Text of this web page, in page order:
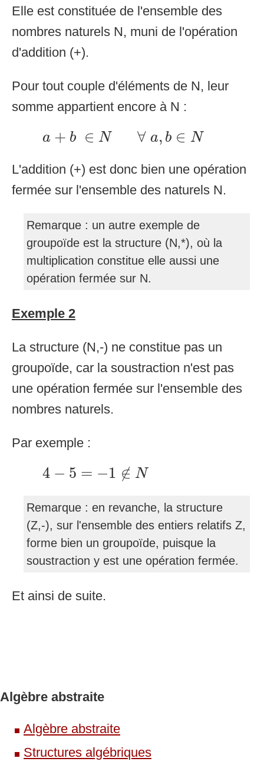
Elle est constituée de l'ensemble des
nombres naturels N, muni de l'opération
d'addition (+).
Pour tout couple d'éléments de N, leur
somme appartient encore à N :
a + b ∈ N ∀ a, b ∈ N
a +b ∈ N ∀ a, b∈N
L'addition (+) est donc bien une opération
fermée sur l'ensemble des naturels N.
Remarque : un autre exemple de
groupoïde est la structure (N,*), où la
multiplication constitue elle aussi une
opération fermée sur N.
Exemple 2
La structure (N,-) ne constitue pas un
groupoïde, car la soustraction n'est pas
une opération fermée sur l'ensemble des
nombres naturels.
Par exemple :
4 − 5 = −1 ∉ N
−5 ∉ N
Remarque : en revanche, la structure
(Z,-), sur l'ensemble des entiers relatifs Z,
forme bien un groupoïde, puisque la
soustraction y est une opération fermée.
Et ainsi de suite.
Algèbre abstraite
Algèbre abstraite
Structures algébriques